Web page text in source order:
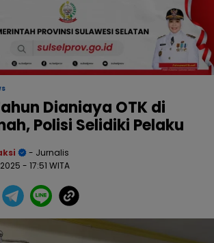
Dianiaya OTK di
Polisi Selidiki Pelaku
- Jurnalis
- 17:51 WITA